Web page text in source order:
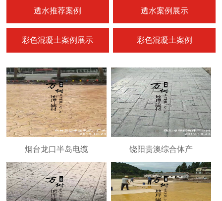
透水推荐案例 透水案例展示
彩色混凝土案例展示 彩色混凝土案例
烟台龙口半岛电缆 饶阳贵澳综合体产